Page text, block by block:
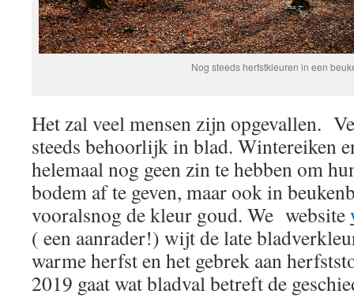
Nog steeds herfstkleuren in een
Het zal veel mensen zijn opgevallen.
steeds behoorlijk in blad. Wintereiken
helemaal nog geen zin te hebben om
bodem af te geven, maar ook in
vooralsnog de kleur goud. We website
( een aanrader!) wijt de late
warme herfst en het gebrek aan
2019 gaat wat bladval betreft de